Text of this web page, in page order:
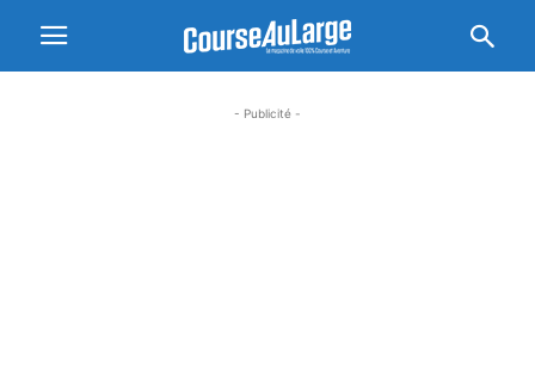
- Publicité -